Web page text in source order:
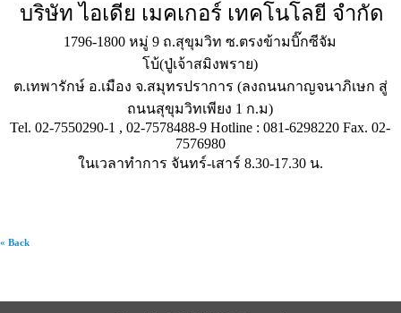
บริษัท ไอเดีย เมคเกอร์ เทคโนโลยี จำกัด
1796-1800 หมู่ 9 ถ.สุขุมวิท ซ.ตรงข้ามบิ๊กซีจัม
โบ้(ปู่เจ้าสมิงพราย)
ต.เทพารักษ์ อ.เมือง จ.สมุทรปราการ (ลงถนนกาญจนาภิเษก สู่
ถนนสุขุมวิทเพียง 1 ก.ม)
Tel. 02-7550290-1 , 02-7578488-9 Hotline : 081-6298220 Fax. 02-
7576980
ในเวลาทำการ จันทร์-เสาร์ 8.30-17.30 น.
« Back